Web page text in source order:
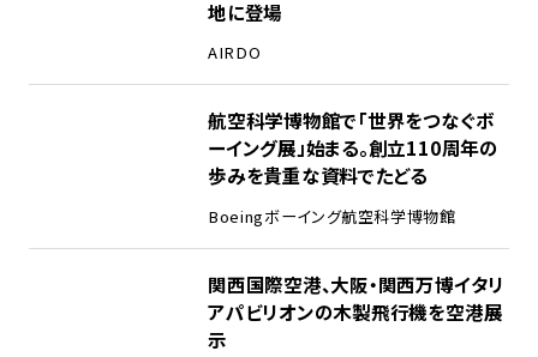
地に登場
AIRDO
航空科学博物館で「世界をつなぐボ
ーイング展」始まる。創立110周年の
歩みを貴重な資料でたどる
Boeingボーイング航空科学博物館
関西国際空港、大阪・関西万博イタリ
アパビリオンの木製飛行機を空港展
示